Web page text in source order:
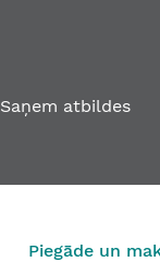
Saņem atbildes
Piegāde un